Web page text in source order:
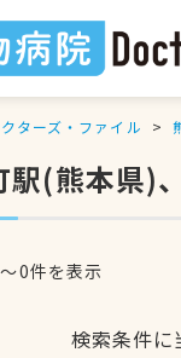
ターズ・ファイル
駅(熊本県)
0件を表示
検索条件に